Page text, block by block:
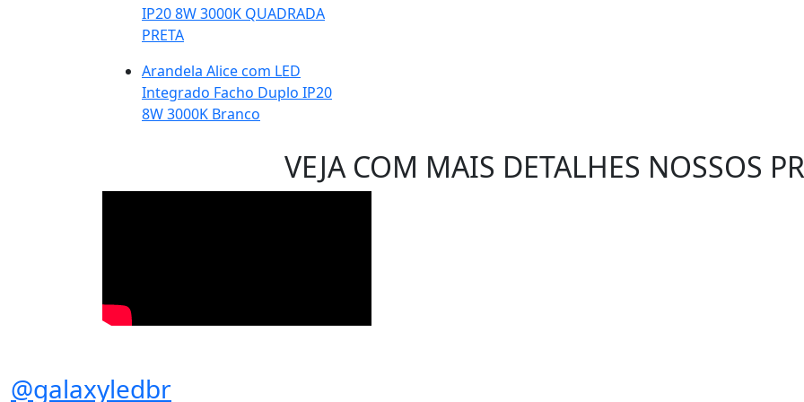
IP20 8W 3000K QUADRADA
PRETA
Arandela Alice com LED
Integrado Facho Duplo IP20
8W 3000K Branco
VEJA COM MAIS DETALHES NOSSOS
@galaxyledbr